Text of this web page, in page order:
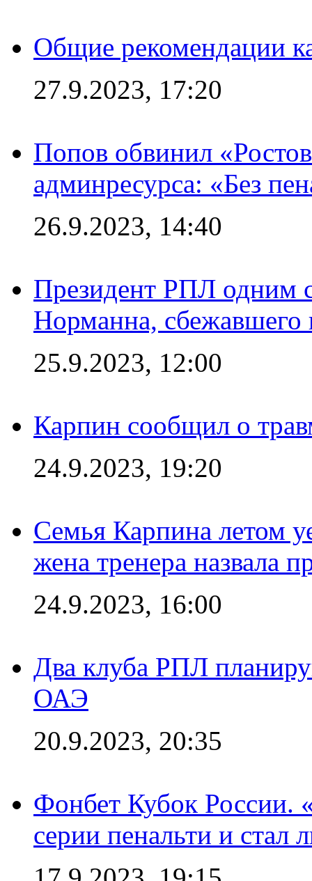
Общие рекомендации
27.9.2023, 17:20
Попов обвинил
админресурса: «Без
26.9.2023, 14:40
Президент РПЛ одним
Норманна, сбежавшего
25.9.2023, 12:00
Карпин сообщил о
24.9.2023, 19:20
Семья Карпина летом
жена тренера назвала
24.9.2023, 16:00
Два клуба РПЛ
ОАЭ
20.9.2023, 20:35
Фонбет Кубок России.
серии пенальти и стал